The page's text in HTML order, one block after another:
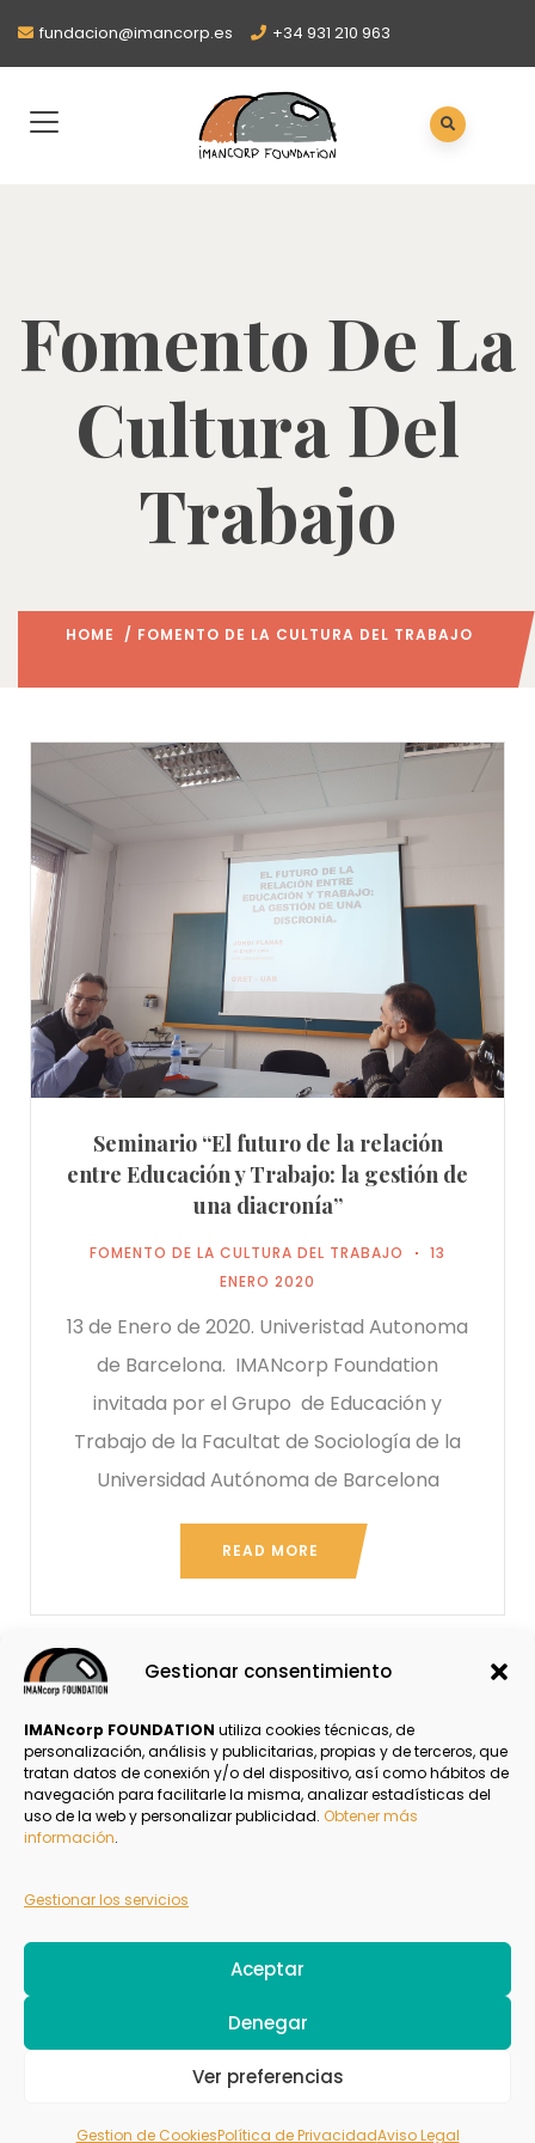
Gestionar consentimiento
IMANcorp FOUNDATION utiliza cookies técnicas, de
personalización, análisis y publicitarias, propias y de terceros, que
tratan datos de conexión y/o del dispositivo, así como hábitos de
navegación para facilitarle la misma, analizar estadísticas del
uso de la web y personalizar publicidad. Obtener más
información.
Gestionar los servicios
Aceptar
Denegar
Ver preferencias
Gestion de CookiesPolítica de PrivacidadAviso Legal
fundacion@imancorp.es +34 931 210 963
Fomento De La
Cultura Del
Trabajo
HOME
/ FOMENTO DE LA CULTURA DEL TRABAJO
Seminario “El futuro de la relación
entre Educación y Trabajo: la gestión de
una diacronía”
FOMENTO DE LA CULTURA DEL TRABAJO
13
ENERO 2020
13 de Enero de 2020. Univeristad Autonoma
de Barcelona. IMANcorp Foundation
invitada por el Grupo de Educación y
Trabajo de la Facultat de Sociología de la
Universidad Autónoma de Barcelona
READ MORE
Política de Privacidad
Copyright - 2019 - Company - All rights reserved.